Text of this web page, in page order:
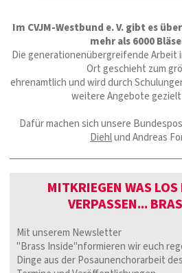
Im CVJM-Westbund e. V. gibt es
mehr als 6000
Die generationenübergreifende Arbeit
Ort geschieht zum
ehrenamtlich und wird durch
weitere Angebote
Dafür machen sich unsere
Diehlund Andreas
MITKRIEGEN WAS
VERPASSEN...
Mit unserem Newsletter
"Brass Inside"nformieren wir euch
Dinge aus der Posaunenchorarbeit